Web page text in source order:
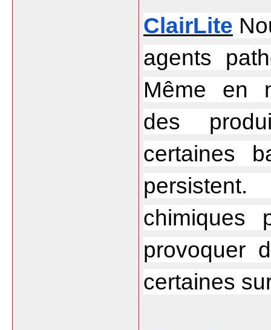
ClairLite
agents
Même en
des
certaines
chimiques
provoquer
certaines